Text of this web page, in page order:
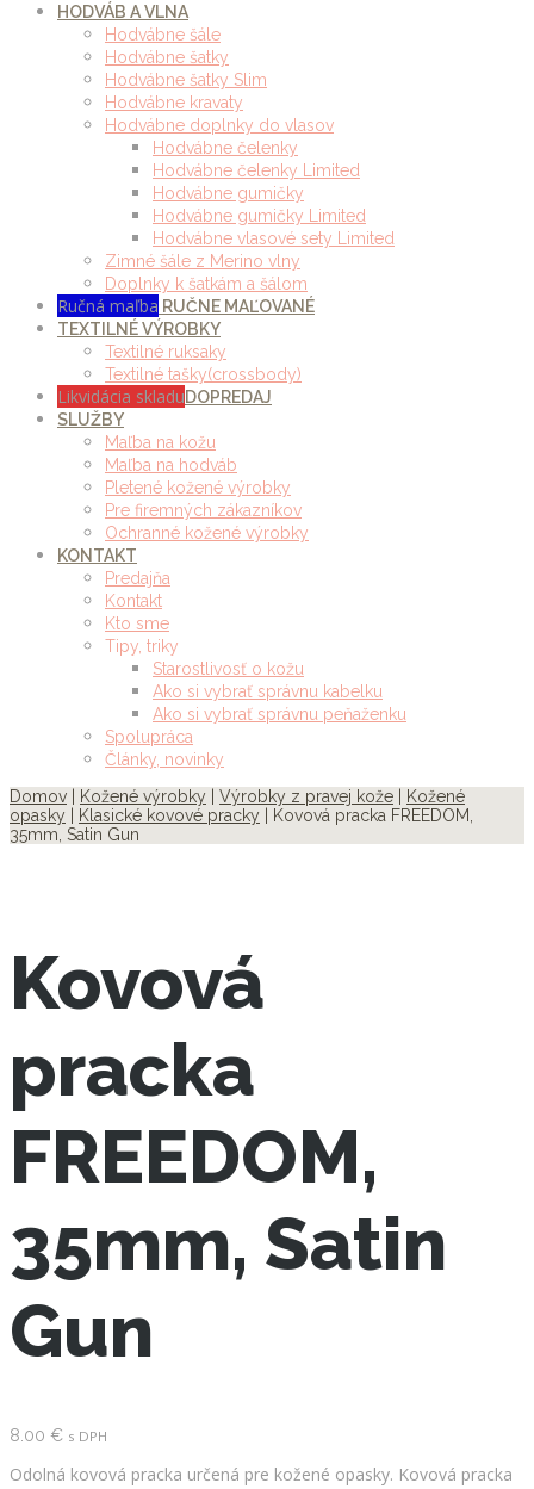
HODVÁB A VLNA
Hodvábne šále
Hodvábne šatky
Hodvábne šatky Slim
Hodvábne kravaty
Hodvábne doplnky do vlasov
Hodvábne čelenky
Hodvábne čelenky Limited
Hodvábne gumičky
Hodvábne gumičky Limited
Hodvábne vlasové sety Limited
Zimné šále z Merino vlny
Doplnky k šatkám a šálom
Ručná maľba RUČNE MAĽOVANÉ
TEXTILNÉ VÝROBKY
Textilné ruksaky
Textilné tašky(crossbody)
Likvidácia skladuDOPREDAJ
SLUŽBY
Maľba na kožu
Maľba na hodváb
Pletené kožené výrobky
Pre firemných zákazníkov
Ochranné kožené výrobky
KONTAKT
Predajňa
Kontakt
Kto sme
Tipy, triky
Starostlivosť o kožu
Ako si vybrať správnu kabelku
Ako si vybrať správnu peňaženku
Spolupráca
Články, novinky
Domov
Kožené výrobky Výrobky z pravej kože
Kožené
opasky
Klasické kovové pracky | Kovová pracka FREEDOM,
35mm, Satin Gun
Kovová
pracka
FREEDOM,
35mm, Satin
Gun
8.00 € s DPH
Odolná kovová pracka určená pre kožené opasky. Kovová pracka